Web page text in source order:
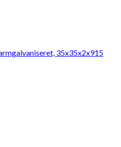
35x35x2x915